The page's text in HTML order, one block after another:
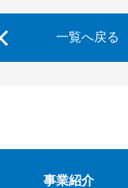
一覧へ戻る
事業紹介